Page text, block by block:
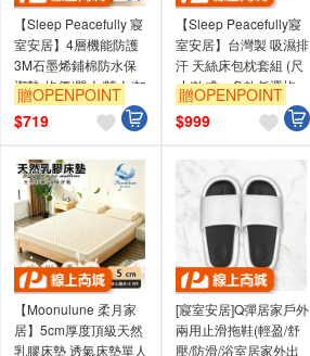
【Sleep Peacefully 寢
室安居】4層機能防護
3M石墨烯鋪棉防水保
潔墊-均價(單人/雙人/加
大/特大)多色任選
贈OPENPOINT
$719
【Sleep Peacefully寢
室安居】台灣製 吸濕排
汗 天絲床包枕套組 (尺
寸/款式、多款任選均
價)
贈OPENPOINT
$999
【Moonulune 柔月家
居】5cm厚度頂級天然
乳膠床墊 透氣床墊單人
[寢室安居]Q彈居家戶外
兩用止滑拖鞋(輕盈/舒
壓/防滑/浴室居家外出